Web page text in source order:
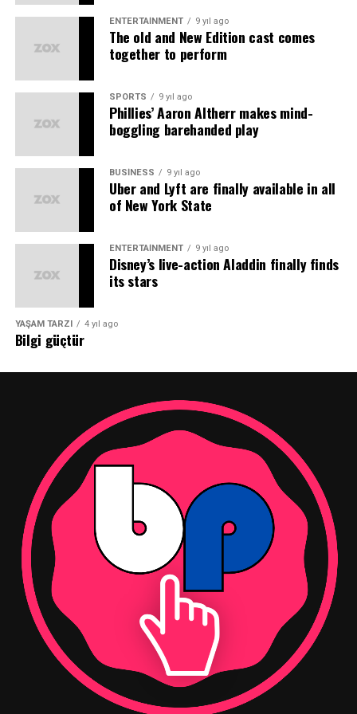
geleceğimize yön verecek çocukların tarihlerini daha
eğlenceli yollardan öğrenmelerine katkı sağladı.
Etkinliğin gerçekleşmesine katkıda bulunan Sabancı
Vakfı Fark Yaratanı Gökçen Göksel’e teşekkür ediyorum.”
şeklinde konuştu.
Metropolis Antik Kenti’ndeki etkinlik bitiminde her
öğrenci, geçmişle bugün arasında oyunla kurulan bağ
sayesinde kültürel miras öğelerini korumak, yaşatmak ve
bu değerleri yaygınlaştırmak için “Metropolis Kaşifi”
unvanına kavuştu.
Kaynak: (BYZHA) Beyaz Haber Ajansı
ENTERTAINMENT 9 yıl ago
The old and New Edition cast comes
together to perform
SPORTS 9 yıl ago
Phillies’ Aaron Altherr makes mind-
boggling barehanded play
BUSINESS 9 yıl ago
Uber and Lyft are finally available in all
of New York State
ENTERTAINMENT 9 yıl ago
Disney’s live-action Aladdin finally finds
its stars
YAŞAM TARZI 4 yıl ago
Bilgi güçtür